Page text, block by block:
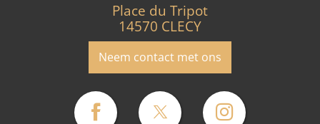
Place du Tripot
14570 CLECY
Neem contact met ons